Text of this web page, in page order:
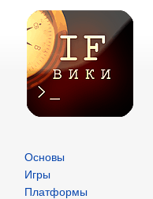
Основы
Игры
Платформы